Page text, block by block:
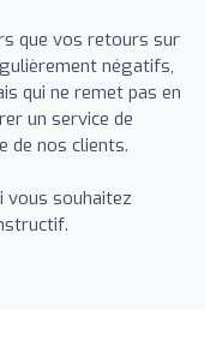
que vos retours sur
négatifs,
qui ne remet pas en
un service de
de nos clients.
vous souhaitez